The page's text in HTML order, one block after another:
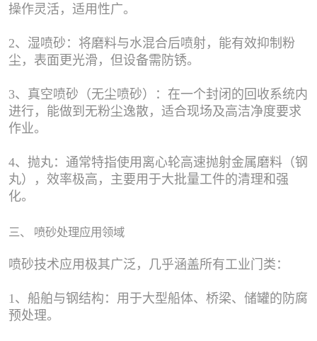
操作灵活，适用性广。
2、湿喷砂：将磨料与水混合后喷射，能有效抑制粉
尘，表面更光滑，但设备需防锈。
3、真空喷砂（无尘喷砂）：在一个封闭的回收系统内
进行，能做到无粉尘逸散，适合现场及高洁净度要求
作业。
4、抛丸：通常特指使用离心轮高速抛射金属磨料（钢
丸），效率极高，主要用于大批量工件的清理和强
化。
三、 喷砂处理应用领域
喷砂技术应用极其广泛，几乎涵盖所有工业门类：
1、船舶与钢结构：用于大型船体、桥梁、储罐的防腐
预处理。